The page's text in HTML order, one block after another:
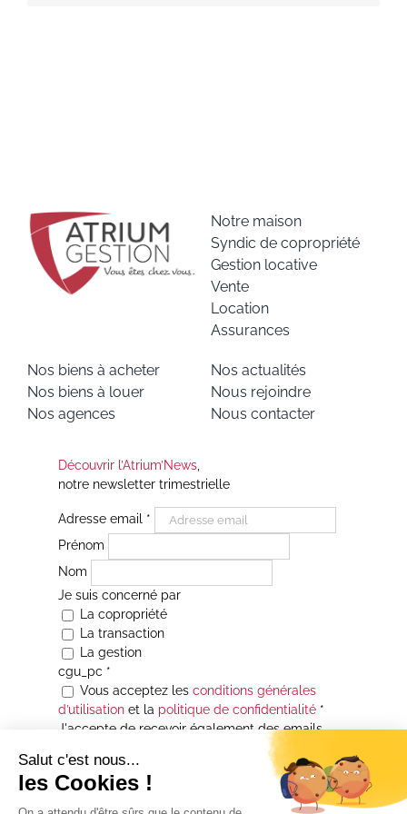
Notre maison
Syndic de copropriété
Gestion locative
Vente
Location
Assurances
Nos biens à acheter
Nos biens à louer
Nos agences
Nos actualités
Nous rejoindre
Nous contacter
Découvrir l’Atrium’News,
notre newsletter trimestrielle
Adresse email *
Prénom
Nom
Je suis concerné par
La copropriété
La transaction
La gestion
cgu_pc *
Vous acceptez les conditions générales
d’utilisationet la politique de confidentialité*
J'accepte de recevoir également des emails
Je souhaite être informé(e) de toutes les
actualités immobilières des agences de la
Maison Atrium Gestion. À tout moment, vous
pourrez utiliser le lien de désabonnement